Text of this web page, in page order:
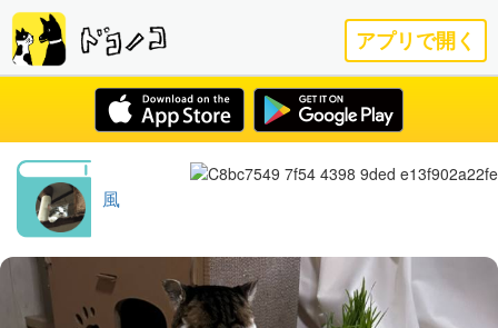
アプリで開く
風